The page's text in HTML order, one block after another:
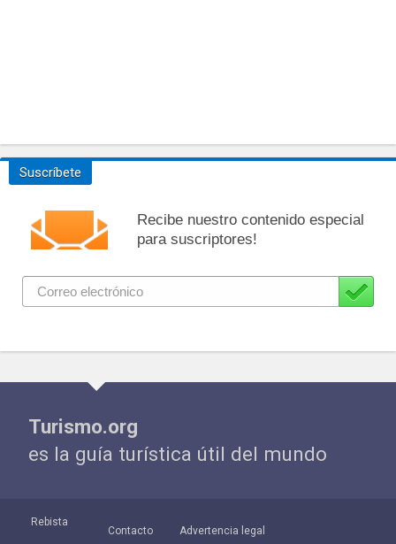
Suscríbete
Recibe nuestro contenido especial
para suscriptores!
Turismo.org
es la guía turística útil del mundo
Rebista
Contacto Advertencia legal